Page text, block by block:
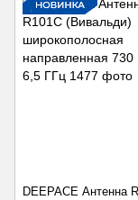
DEEPACE Антенна